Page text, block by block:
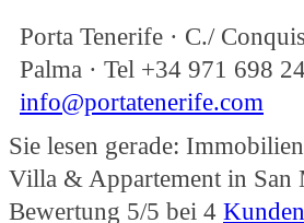
Porta Tenerife · C./
Palma · Tel +34 971 698
info@portatenerife.com
Sie lesen gerade:
Villa & Appartement in San
Bewertung 5/5 bei 4